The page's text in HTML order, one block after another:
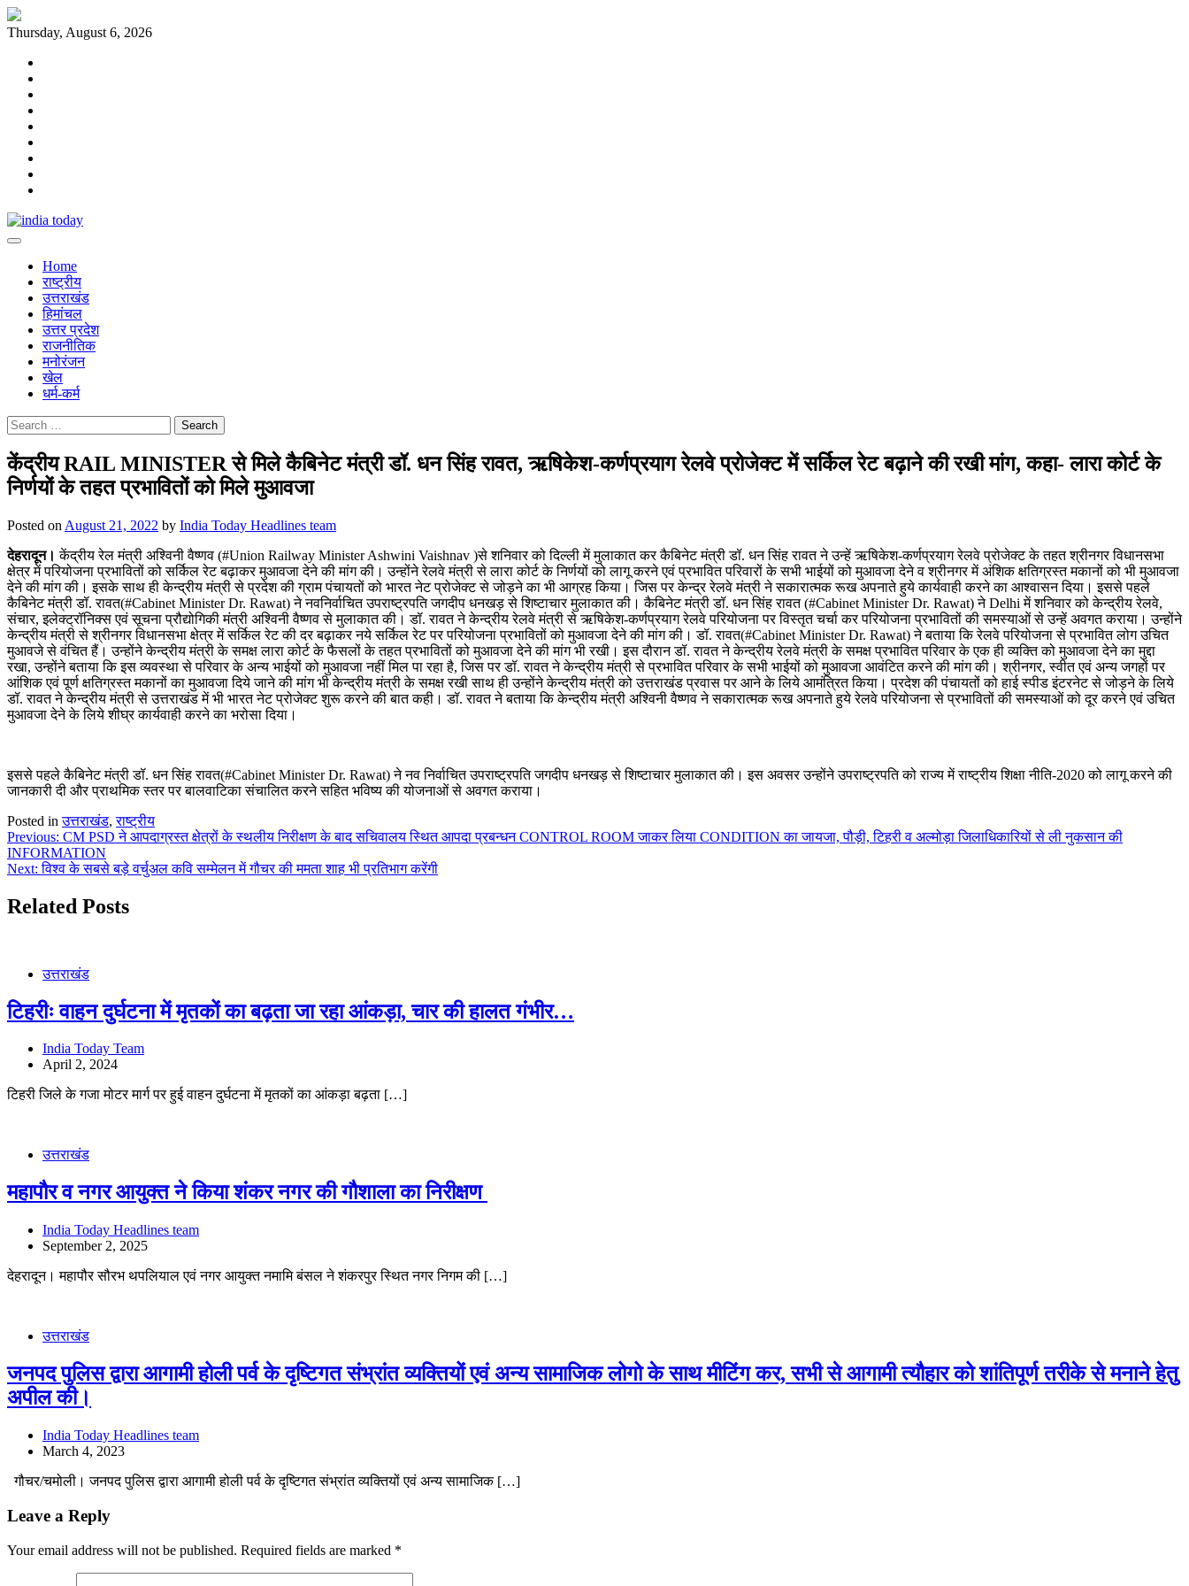
Skip
to
Thursday, August 6, 2026
Home
राष्ट्रीय
उत्तराखंड
हिमांचल
उत्तर प्रदेश
राजनीतिक
मनोरंजन
खेल
धर्म-कर्म
Search
for:
केंद्रीय RAIL MINISTER से मिले कैबिनेट मंत्री डॉ. धन सिंह रावत, ऋषिकेश-कर्णप्रयाग रेलवे प्रोजेक्ट में सर्किल रेट बढ़ाने की रखी मांग, कहा- लारा कोर्ट के
निर्णयों के तहत प्रभावितों को मिले मुआवजा
Posted on August 21, 2022 by India Today Headlines team
देहरादून। केंद्रीय रेल मंत्री अश्विनी वैष्णव (#Union Railway Minister Ashwini Vaishnav )से शनिवार को दिल्ली में मुलाकात कर कैबिनेट मंत्री डॉ. धन सिंह रावत ने उन्हें ऋषिकेश-कर्णप्रयाग रेलवे प्रोजेक्ट के तहत श्रीनगर विधानसभा
क्षेत्र में परियोजना प्रभावितों को सर्किल रेट बढ़ाकर मुआवजा देने की मांग की। उन्होंने रेलवे मंत्री से लारा कोर्ट के निर्णयों को लागू करने एवं प्रभावित परिवारों के सभी भाईयों को मुआवजा देने व श्रीनगर में अंशिक क्षतिग्रस्त मकानों को भी मुआवजा
देने की मांग की। इसके साथ ही केन्द्रीय मंत्री से प्रदेश की ग्राम पंचायतों को भारत नेट प्रोजेक्ट से जोड़ने का भी आग्रह किया। जिस पर केन्द्र रेलवे मंत्री ने सकारात्मक रूख अपनाते हुये कार्यवाही करने का आश्वासन दिया। इससे पहले
कैबिनेट मंत्री डॉ. रावत(#Cabinet Minister Dr. Rawat) ने नवनिर्वाचित उपराष्ट्रपति जगदीप धनखड़ से शिष्टाचार मुलाकात की। कैबिनेट मंत्री डॉ. धन सिंह रावत (#Cabinet Minister Dr. Rawat) ने Delhi में शनिवार को केन्द्रीय रेलवे,
संचार, इलेक्ट्रॉनिक्स एवं सूचना प्रौद्योगिकी मंत्री अश्विनी वैष्णव से मुलाकात की। डॉ. रावत ने केन्द्रीय रेलवे मंत्री से ऋषिकेश-कर्णप्रयाग रेलवे परियोजना पर विस्तृत चर्चा कर परियोजना प्रभावितों की समस्याओं से उन्हें अवगत कराया। उन्होंने
केन्द्रीय मंत्री से श्रीनगर विधानसभा क्षेत्र में सर्किल रेट की दर बढ़ाकर नये सर्किल रेट पर परियोजना प्रभावितों को मुआवजा देने की मांग की। डॉ. रावत(#Cabinet Minister Dr. Rawat) ने बताया कि रेलवे परियोजना से प्रभावित लोग उचित
मुआवजे से वंचित हैं। उन्होंने केन्द्रीय मंत्री के समक्ष लारा कोर्ट के फैसलों के तहत प्रभावितों को मुआवजा देने की मांग भी रखी। इस दौरान डॉ. रावत ने केन्द्रीय रेलवे मंत्री के समक्ष प्रभावित परिवार के एक ही व्यक्ति को मुआवजा देने का मुद्दा
रखा, उन्होंने बताया कि इस व्यवस्था से परिवार के अन्य भाईयों को मुआवजा नहीं मिल पा रहा है, जिस पर डॉ. रावत ने केन्द्रीय मंत्री से प्रभावित परिवार के सभी भाईयों को मुआवजा आवंटित करने की मांग की। श्रीनगर, स्वीत एवं अन्य जगहों पर
आंशिक एवं पूर्ण क्षतिग्रस्त मकानों का मुआवजा दिये जाने की मांग भी केन्द्रीय मंत्री के समक्ष रखी साथ ही उन्होंने केन्द्रीय मंत्री को उत्तराखंड प्रवास पर आने के लिये आमंत्रित किया। प्रदेश की पंचायतों को हाई स्पीड इंटरनेट से जोड़ने के लिये
डॉ. रावत ने केन्द्रीय मंत्री से उत्तराखंड में भी भारत नेट प्रोजेक्ट शुरू करने की बात कही। डॉ. रावत ने बताया कि केन्द्रीय मंत्री अश्विनी वैष्णव ने सकारात्मक रूख अपनाते हुये रेलवे परियोजना से प्रभावितों की समस्याओं को दूर करने एवं उचित
मुआवजा देने के लिये शीघ्र कार्यवाही करने का भरोसा दिया।
इससे पहले कैबिनेट मंत्री डॉ. धन सिंह रावत(#Cabinet Minister Dr. Rawat) ने नव निर्वाचित उपराष्ट्रपति जगदीप धनखड़ से शिष्टाचार मुलाकात की। इस अवसर उन्होंने उपराष्ट्रपति को राज्य में राष्ट्रीय शिक्षा नीति-2020 को लागू करने की
जानकारी दी और प्राथमिक स्तर पर बालवाटिका संचालित करने सहित भविष्य की योजनाओं से अवगत कराया।
Posted inउत्तराखंड,राष्ट्रीय
Post
navigation
Previous: CM PSD ने आपदाग्रस्त क्षेत्रों के स्थलीय निरीक्षण के बाद सचिवालय स्थित आपदा प्रबन्धन CONTROL ROOM जाकर लिया CONDITION का जायजा, पौड़ी, टिहरी व अल्मोड़ा जिलाधिकारियों से ली नुकसान की
INFORMATION
Next: विश्व के सबसे बड़े वर्चुअल कवि सम्मेलन में गौचर की ममता शाह भी प्रतिभाग करेंगी
Related Posts
उत्तराखंड
टिहरीः वाहन दुर्घटना में मृतकों का बढ़ता जा रहा आंकड़ा, चार की हालत गंभीर…
India Today Team
April 2, 2024
टिहरी जिले के गजा मोटर मार्ग पर हुई वाहन दुर्घटना में मृतकों का आंकड़ा बढ़ता […]
उत्तराखंड
महापौर व नगर आयुक्त ने किया शंकर नगर की गौशाला का निरीक्षण
India Today Headlines team
September 2, 2025
देहरादून। महापौर सौरभ थपलियाल एवं नगर आयुक्त नमामि बंसल ने शंकरपुर स्थित नगर निगम की […]
उत्तराखंड
जनपद पुलिस द्वारा आगामी होली पर्व के दृष्टिगत संभ्रांत व्यक्तियों एवं अन्य सामाजिक लोगो के साथ मीटिंग कर, सभी से आगामी त्यौहार को शांतिपूर्ण तरीके से मनाने हेतु
अपील की।
India Today Headlines team
March 4, 2023
गौचर/चमोली। जनपद पुलिस द्वारा आगामी होली पर्व के दृष्टिगत संभ्रांत व्यक्तियों एवं अन्य सामाजिक […]
Leave a Reply
Your email address will not be published. Required fields are marked *